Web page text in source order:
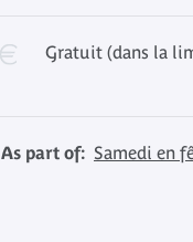
Gratuit (dans la
As part of: Samedi en